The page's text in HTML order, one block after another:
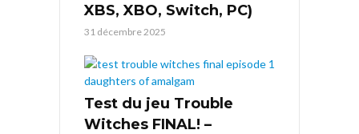
XBS, XBO, Switch, PC)
31 décembre 2025
Test du jeu Trouble
Witches FINAL! –